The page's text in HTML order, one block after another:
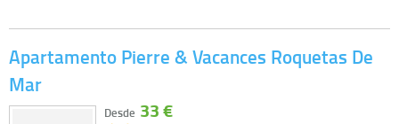
Apartamento Pierre & Vacances Roquetas De
Mar
Desde 33 €